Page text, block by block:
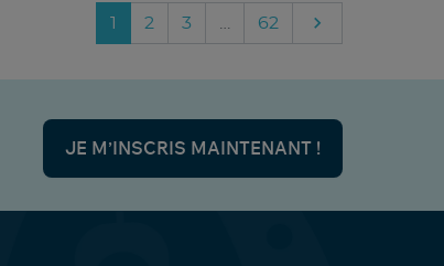
1 2 3 62 Suivant

JE M’INSCRIS MAINTENANT !